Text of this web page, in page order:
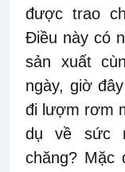
được trao
Điều này có
sản xuất
ngày, giờ
đi lượm rơm
dụ về sức
chăng? Mặc